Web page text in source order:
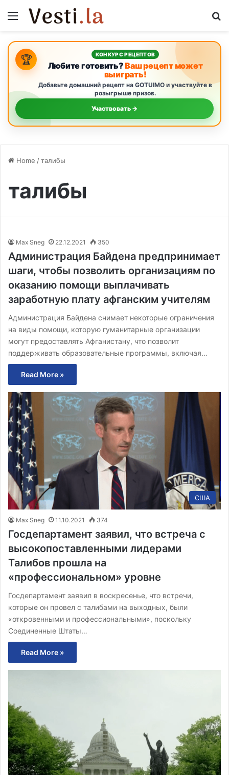
Menu
🏆 КОНКУРС РЕЦЕПТОВ
Любите готовить?Ваш рецепт может
выиграть!
Добавьте домашний рецепт на GOTUIMO и участвуйте в
розыгрыше призов.
Участвовать →
Home /талибы
талибы
Max Sneg 22.12.2021 350
Администрация Байдена предпринимает
шаги, чтобы позволить организациям по
оказанию помощи выплачивать
заработную плату афганским учителям
Администрация Байдена снимает некоторые ограничения
на виды помощи, которую гуманитарные организации
могут предоставлять Афганистану, что позволит
поддерживать образовательные программы, включая…
Read More »
США
Max Sneg 11.10.2021 374
Госдепартамент заявил, что встреча с
высокопоставленными лидерами
Талибов прошла на
«профессиональном» уровне
Госдепартамент заявил в воскресенье, что встречи,
которые он провел с талибами на выходных, были
«откровенными и профессиональными», поскольку
Соединенные Штаты…
Read More »